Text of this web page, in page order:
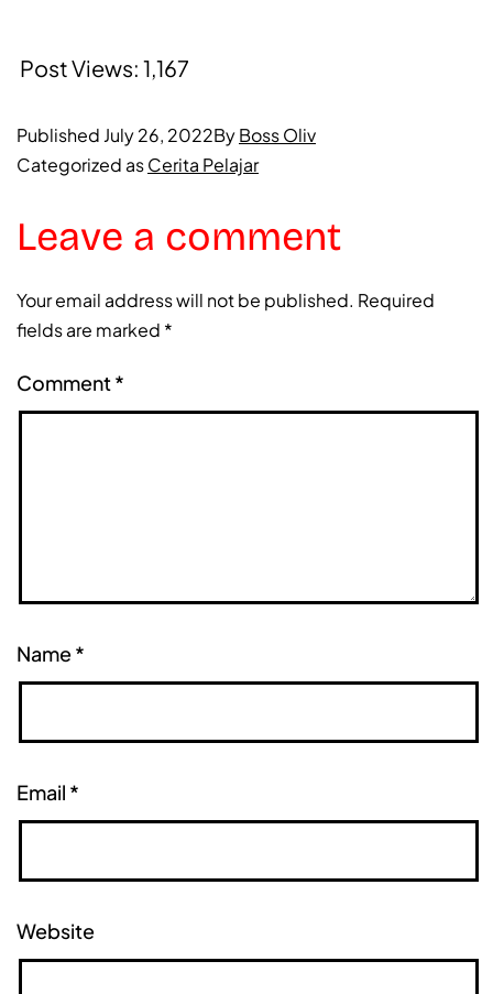
Post Views: 1,167
Published July 26, 2022ByBoss Oliv
Categorized asCerita Pelajar
Leave a comment
Your email address will not be published. Required
fields are marked *
Comment*
Name*
Email *
Website